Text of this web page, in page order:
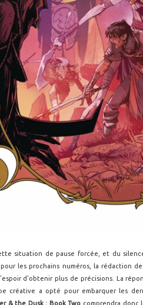
situation de pause forcée, et du
les prochains numéros, la rédaction de
d'obtenir plus de précisions. La
créative a opté pour embarquer les
& the Dusk : Book Two comprendra donc